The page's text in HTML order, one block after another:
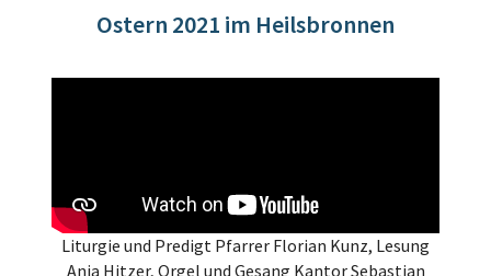
Ostern 2021 im Heilsbronnen
Liturgie und Predigt Pfarrer Florian Kunz, Lesung
Anja Hitzer, Orgel und Gesang Kantor Sebastian